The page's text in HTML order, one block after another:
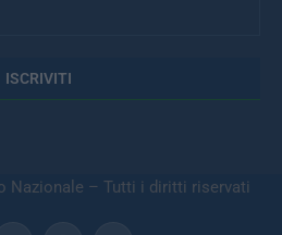
Nazionale – Tutti i diritti riservati